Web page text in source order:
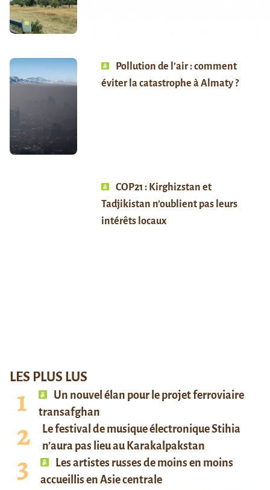
Pollution de l’air : comment
éviter la catastrophe à Almaty ?
COP21 : Kirghizstan et
Tadjikistan n’oublient pas leurs
intérêts locaux
LES PLUS LUS
Un nouvel élan pour le projet ferroviaire
transafghan
Le festival de musique électronique Stihia
n’aura pas lieu au Karakalpakstan
Les artistes russes de moins en moins
accueillis en Asie centrale